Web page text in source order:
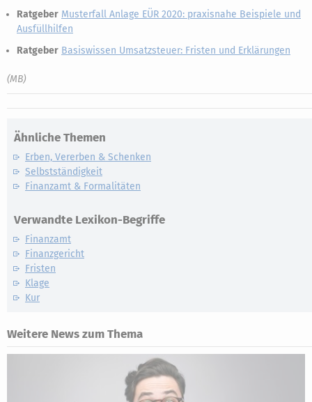
Ratgeber Musterfall Anlage EÜR 2020: praxisnahe Beispiele und
Ausfüllhilfen
Ratgeber Basiswissen Umsatzsteuer: Fristen und Erklärungen
(MB)
Ähnliche Themen
Erben, Vererben & Schenken
Selbstständigkeit
Finanzamt & Formalitäten
Verwandte Lexikon-Begriffe
Finanzamt
Finanzgericht
Fristen
Klage
Kur
Weitere News zum Thema